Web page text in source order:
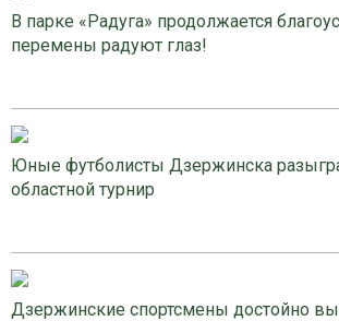
В парке «Радуга» продолжается
перемены радуют глаз!
Юные футболисты Дзержинска
областной турнир
Дзержинские спортсмены достойно